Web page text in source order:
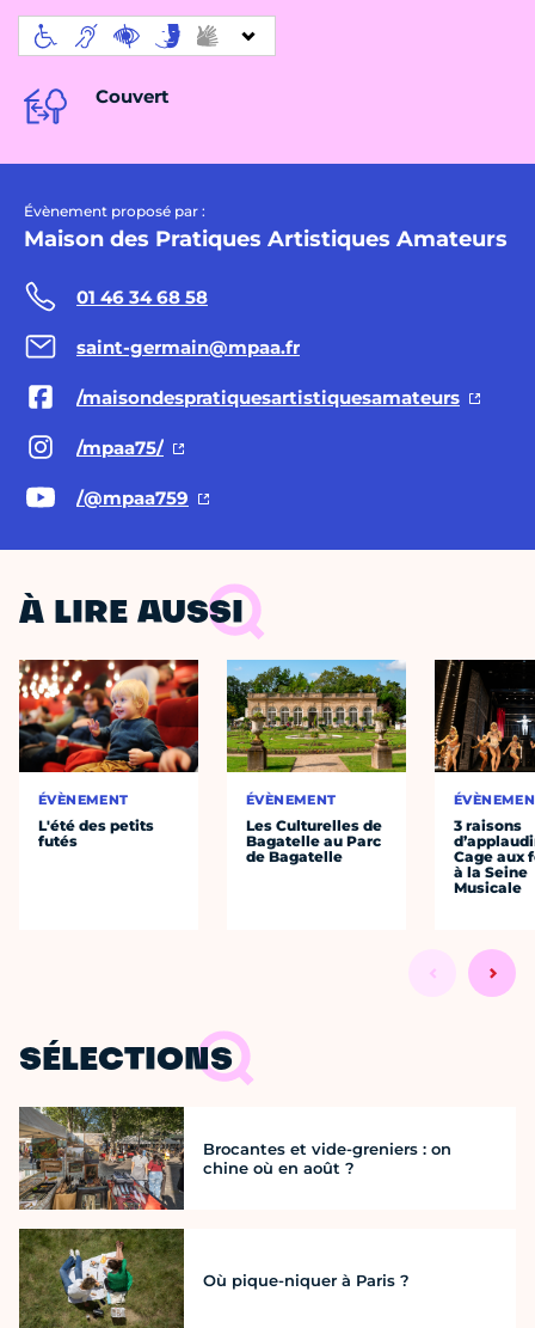
Couvert
Évènement proposé par :
Maison des Pratiques Artistiques Amateurs
01 46 34 68 58
saint-germain@mpaa.fr
/maisondespratiquesartistiquesamateurs
/mpaa75/
/@mpaa759
À LIRE AUSSI
ÉVÈNEMENT
L'été des petits
futés
ÉVÈNEMENT
Les Culturelles de
Bagatelle au Parc
de Bagatelle
3 raisons
Cage aux
à la Seine
Musicale
SÉLECTIONS
Brocantes et vide-greniers : on
chine où en août ?
Où pique-niquer à Paris ?